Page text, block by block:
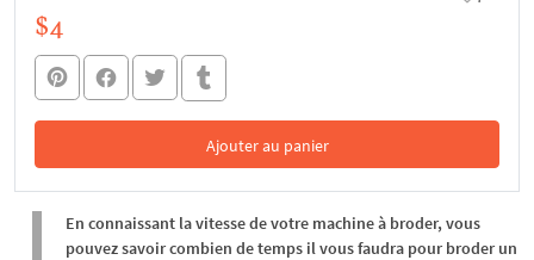
$4
Ajouter au panier
Dans le panier
En connaissant la vitesse de votre machine à broder, vous
pouvez savoir combien de temps il vous faudra pour broder un